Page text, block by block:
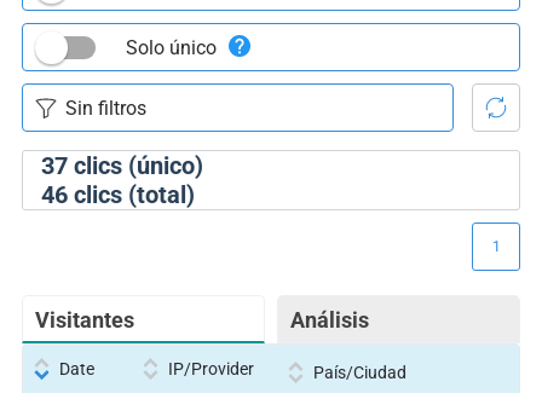
37clics (único)
46clics (total)
Solo único
Visitantes Análisis
1
Date IP/Provider País/Ciudad